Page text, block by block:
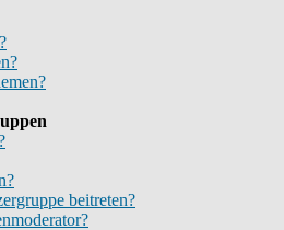
beitreten?